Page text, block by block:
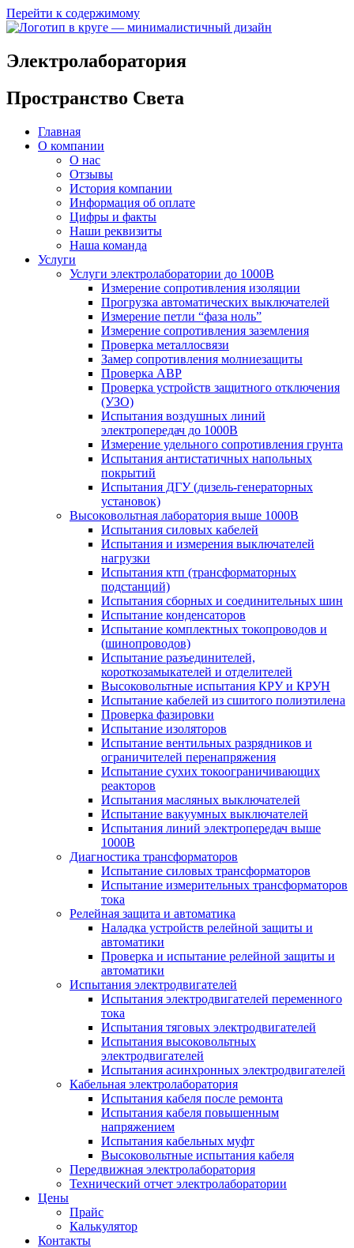
Перейти к содержимому
Электролаборатория
Пространство Света
Главная
О компании
О нас
Отзывы
История компании
Информация об оплате
Цифры и факты
Наши реквизиты
Наша команда
Услуги
Услуги электролаборатории до 1000В
Измерение сопротивления изоляции
Прогрузка автоматических выключателей
Измерение петли “фаза ноль”
Измерение сопротивления заземления
Проверка металлосвязи
Замер сопротивления молниезащиты
Проверка АВР
Проверка устройств защитного отключения
(УЗО)
Испытания воздушных линий
электропередач до 1000В
Измерение удельного сопротивления грунта
Испытания антистатичных напольных
покрытий
Испытания ДГУ (дизель-генераторных
установок)
Высоковольтная лаборатория выше 1000В
Испытания силовых кабелей
Испытания и измерения выключателей
нагрузки
Испытания ктп (трансформаторных
подстанций)
Испытания сборных и соединительных шин
Испытание конденсаторов
Испытание комплектных токопроводов и
(шинопроводов)
Испытание разъединителей,
короткозамыкателей и отделителей
Высоковольтные испытания КРУ и КРУН
Испытание кабелей из сшитого полиэтилена
Проверка фазировки
Испытание изоляторов
Испытание вентильных разрядников и
ограничителей перенапряжения
Испытание сухих токоограничивающих
реакторов
Испытания масляных выключателей
Испытание вакуумных выключателей
Испытания линий электропередач выше
1000В
Диагностика трансформаторов
Испытание силовых трансформаторов
Испытание измерительных трансформаторов
тока
Релейная защита и автоматика
Наладка устройств релейной защиты и
автоматики
Проверка и испытание релейной защиты и
автоматики
Испытания электродвигателей
Испытания электродвигателей переменного
тока
Испытания тяговых электродвигателей
Испытания высоковольтных
электродвигателей
Испытания асинхронных электродвигателей
Кабельная электролаборатория
Испытания кабеля после ремонта
Испытания кабеля повышенным
напряжением
Испытания кабельных муфт
Высоковольтные испытания кабеля
Передвижная электролаборатория
Технический отчет электролаборатории
Цены
Прайс
Калькулятор
Контакты